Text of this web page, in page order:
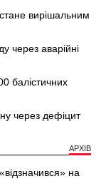
вирішальним
через аварійні
балістичних
через дефіцит
АРХІВ
на